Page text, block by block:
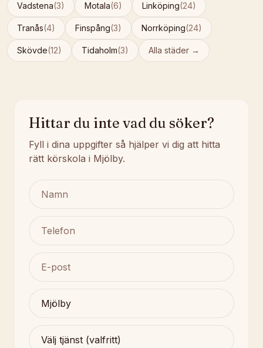
Vadstena(3) Motala(6) Linköping(24)
Tranås(4) Finspång(3) Norrköping(24)
Skövde(12) Tidaholm(3) Alla städer →
Hittar du inte vad du söker?
Fyll i dina uppgifter så hjälper vi dig att hitta
rätt körskola i Mjölby.